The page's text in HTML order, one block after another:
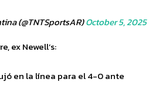
(@TNTSportsAR)October 5, 2025
ex Newell’s:
en la línea para el 4-0 ante